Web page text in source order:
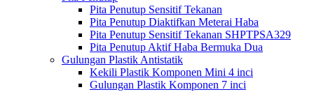
Pita Penutup Sensitif Tekanan
Pita Penutup Diaktifkan Meterai Haba
Pita Penutup Sensitif Tekanan SHPTPSA329
Pita Penutup Aktif Haba Bermuka Dua
Gulungan Plastik Antistatik
Kekili Plastik Komponen Mini 4 inci
Gulungan Plastik Komponen 7 inci